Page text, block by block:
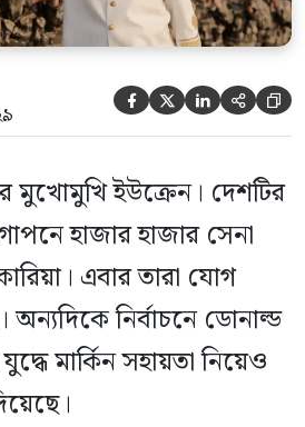
    
মুখোমুখি ইউক্রেন। দেশটির
হাজার হাজার সেনা
এবার তারা যোগ
অন্যদিকে নির্বাচনে ডোনাল্ড
মার্কিন সহায়তা নিয়েও